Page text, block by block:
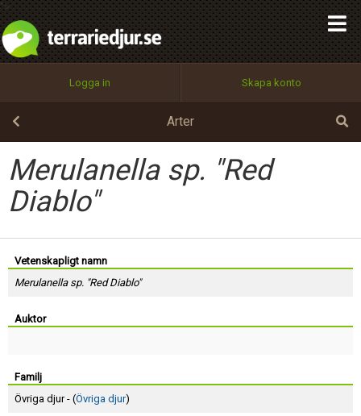
">
Logga in Skapa konto
Arter
Merulanella sp. "Red
Diablo"
Vetenskapligt namn
Merulanella sp. "Red Diablo"
Auktor
Familj
Övriga djur - (Övriga djur)
Utför
100%
OK
integritetspolicy
Namn:
Epost:
Användarnamn:
Terms of Service
Begär nytt lösenord